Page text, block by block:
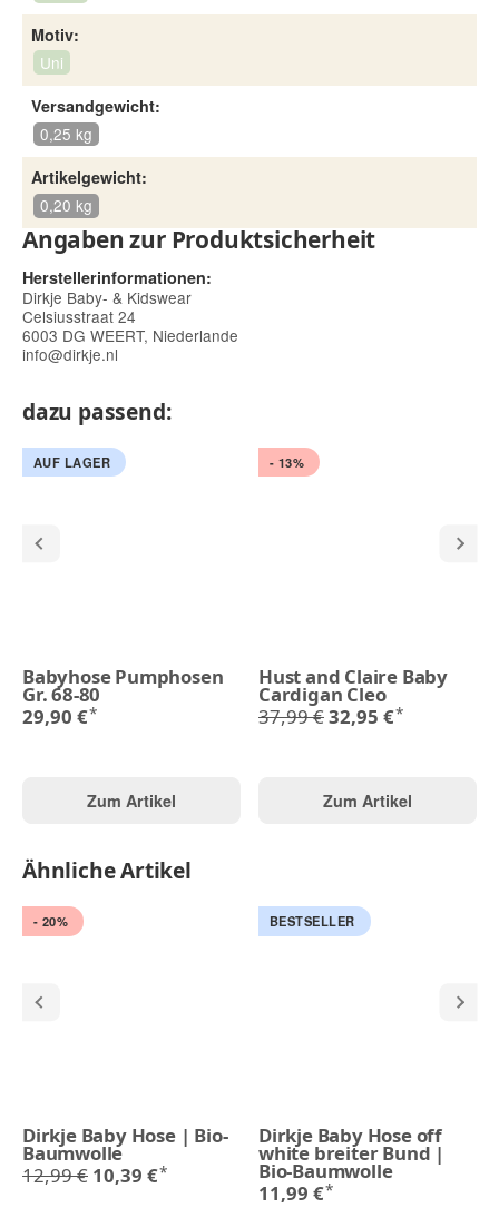
Motiv:
Uni
Versandgewicht:
0,25 kg
Artikelgewicht:
0,20 kg
Angaben zur Produktsicherheit
Herstellerinformationen:
Dirkje Baby- & Kidswear
Celsiusstraat 24
6003 DG WEERT, Niederlande
info@dirkje.nl
dazu passend:
AUF LAGER
Babyhose Pumphosen
Gr. 68-80
29,90 €*
Zum Artikel
- 13%
Hust and Claire Baby
Cardigan Cleo
37,99 €32,95 €*
Zum Artikel
Ähnliche Artikel
- 20%
Dirkje Baby Hose | Bio-
Baumwolle
12,99 € 10,39 €*
BESTSELLER
Dirkje Baby Hose off
white breiter Bund |
Bio-Baumwolle
11,99 €*